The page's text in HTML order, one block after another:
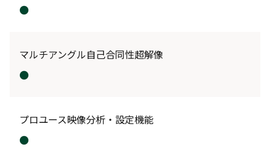
●
マルチアングル自己合同性超解像
●
プロユース映像分析・設定機能
●